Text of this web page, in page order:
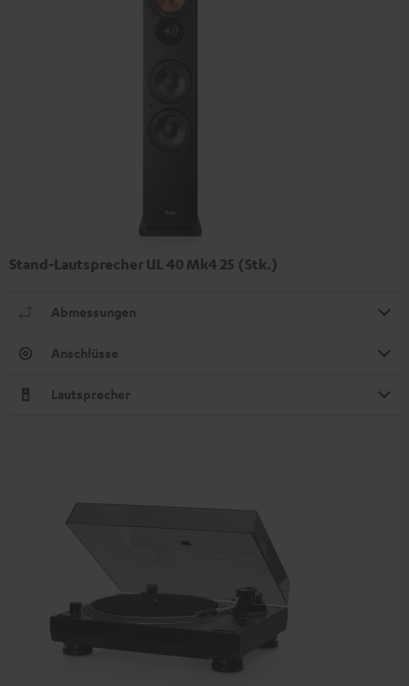
Stand-Lautsprecher UL 40 Mk4 25 (Stk.)
Abmessungen
Anschlüsse
Lautsprecher